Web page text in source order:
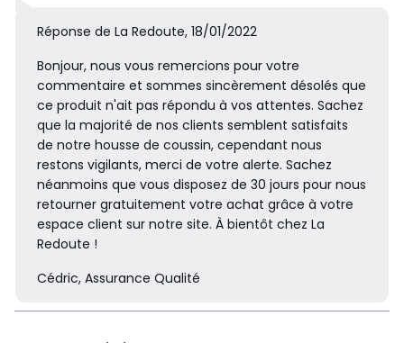
Réponse de La Redoute, 18/01/2022
Bonjour, nous vous remercions pour votre
commentaire et sommes sincèrement désolés que
ce produit n'ait pas répondu à vos attentes. Sachez
que la majorité de nos clients semblent satisfaits
de notre housse de coussin, cependant nous
restons vigilants, merci de votre alerte. Sachez
néanmoins que vous disposez de 30 jours pour nous
retourner gratuitement votre achat grâce à votre
espace client sur notre site. À bientôt chez La
Redoute !
Cédric, Assurance Qualité